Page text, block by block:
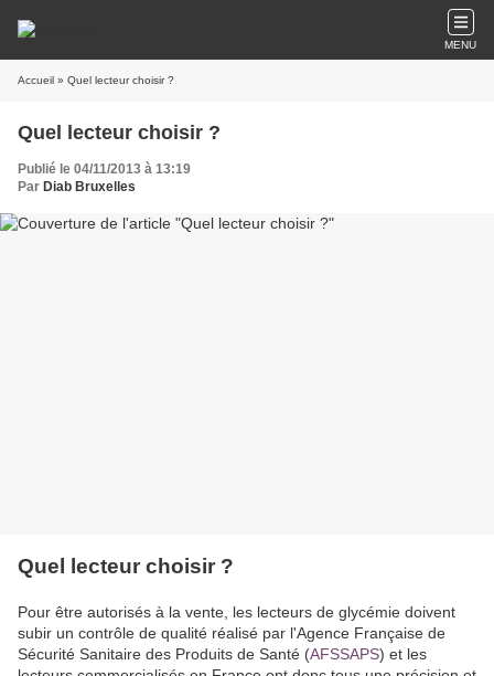
MENU
Accueil » Quel lecteur choisir ?
Quel lecteur choisir ?
Publié le 04/11/2013 à 13:19
Par Diab Bruxelles
Quel lecteur choisir ?
Pour être autorisés à la vente, les lecteurs de glycémie doivent
subir un contrôle de qualité réalisé par l'Agence Française de
Sécurité Sanitaire des Produits de Santé (AFSSAPS) et les